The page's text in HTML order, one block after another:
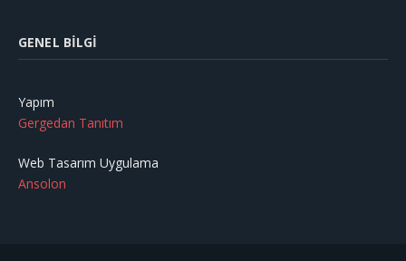
GENEL BILGI
Yapım
Gergedan Tanıtım
Web Tasarım Uygulama
Ansolon